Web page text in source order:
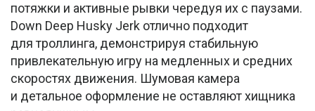
потяжки и активные рывки чередуя их с паузами.
Down Deep Husky Jerk отлично подходит
для троллинга, демонстрируя стабильную
привлекательную игру на медленных и средних
скоростях движения. Шумовая камера
и детальное оформление не оставляют хищника